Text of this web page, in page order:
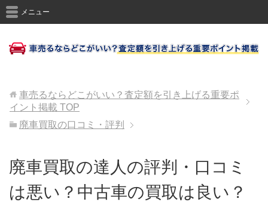
メニュー
車売るならどこがいい？査定額を引き上げる重要ポ
イント掲載 TOP
廃車買取の口コミ・評判
廃車買取の達人の評判・口コミ
は悪い？中古車の買取は良い？